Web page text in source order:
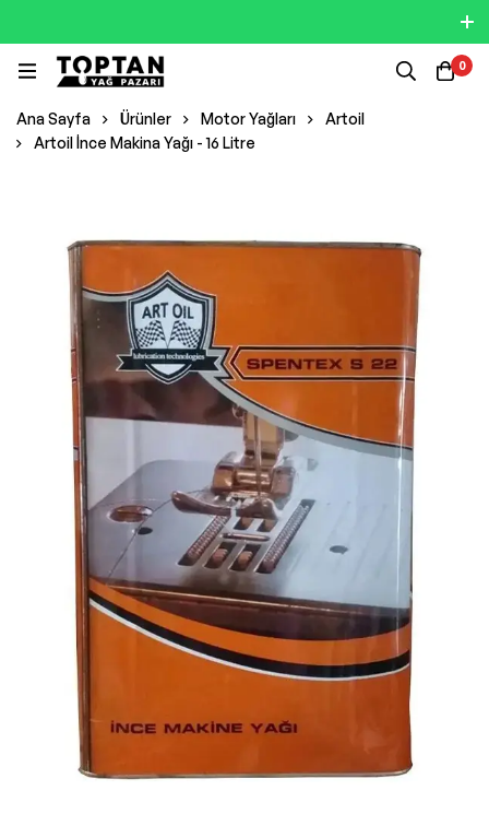
0
Ana Sayfa Ürünler Motor Yağları
Artoil
Artoil İnce Makina Yağı - 16 Litre